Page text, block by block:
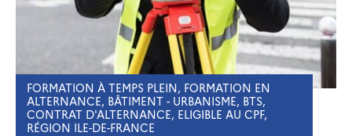
FORMATION À TEMPS PLEIN, FORMATION EN
ALTERNANCE, BÂTIMENT - URBANISME, BTS,
CONTRAT D'ALTERNANCE, ELIGIBLE AU CPF,
RÉGION ILE-DE-FRANCE